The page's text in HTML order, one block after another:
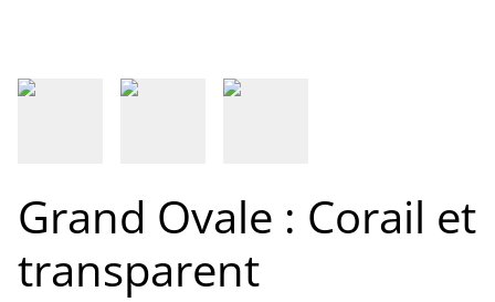
Grand Ovale : Corail et
transparent